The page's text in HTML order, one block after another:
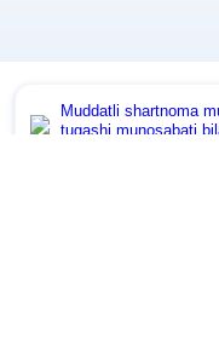
Muddatli shartnoma
tugashi munosabati